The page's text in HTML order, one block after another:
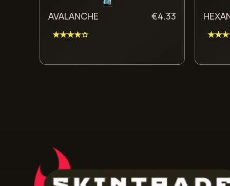
AVALANCHE €4.33
★★★★☆